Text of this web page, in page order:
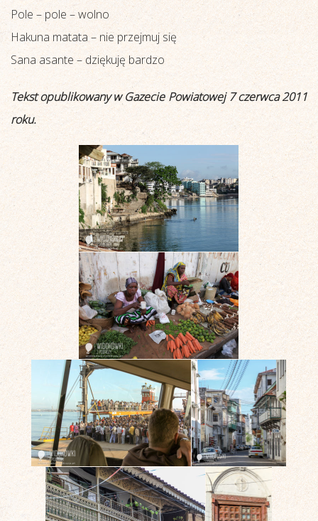
Pole – pole – wolno
Hakuna matata – nie przejmuj się
Sana asante – dziękuję bardzo
Tekst opublikowany w Gazecie Powiatowej 7 czerwca 2011
roku.